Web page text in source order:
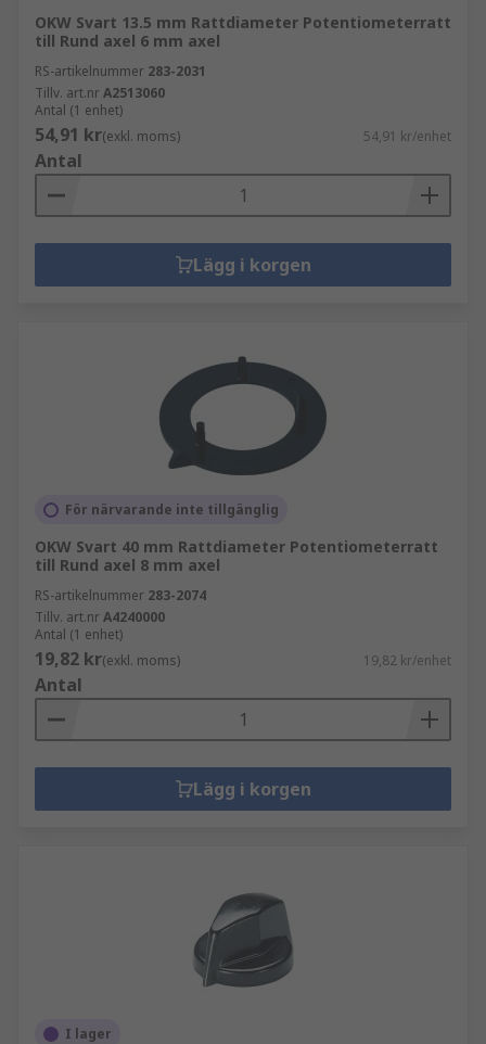
OKW Svart 13.5 mm Rattdiameter Potentiometerratt
till Rund axel 6 mm axel
RS-artikelnummer 283-2031
Tillv. art.nrA2513060
Antal (1 enhet)
54,91 kr(exkl. moms) 54,91 kr/enhet
Antal
Lägg i korgen
För närvarande inte tillgänglig
OKW Svart 40 mm Rattdiameter Potentiometerratt
till Rund axel 8 mm axel
RS-artikelnummer 283-2074
Tillv. art.nrA4240000
Antal (1 enhet)
19,82 kr(exkl. moms) 19,82 kr/enhet
Antal
Lägg i korgen
I lager